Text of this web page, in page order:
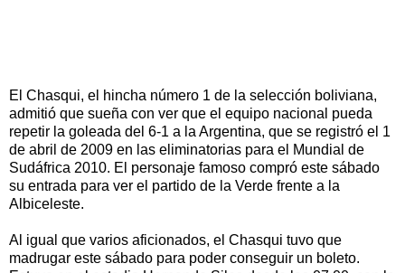
El Chasqui, el hincha número 1 de la selección boliviana,
admitió que sueña con ver que el equipo nacional pueda
repetir la goleada del 6-1 a la Argentina, que se registró el 1
de abril de 2009 en las eliminatorias para el Mundial de
Sudáfrica 2010. El personaje famoso compró este sábado
su entrada para ver el partido de la Verde frente a la
Albiceleste.
Al igual que varios aficionados, el Chasqui tuvo que
madrugar este sábado para poder conseguir un boleto.